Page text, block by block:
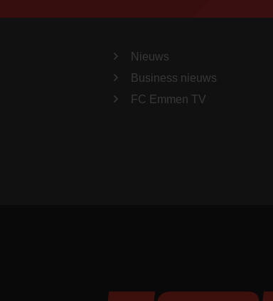
Nieuws
Business nieuws
FC Emmen TV